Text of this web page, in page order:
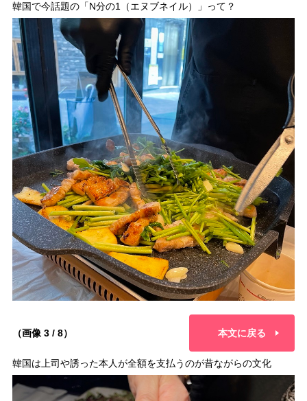
韓国で今話題の「N分の1（エヌブネイル）」って？
（画像 3 / 8） 本文に戻る
韓国は上司や誘った本人が全額を支払うのが昔ながらの文化